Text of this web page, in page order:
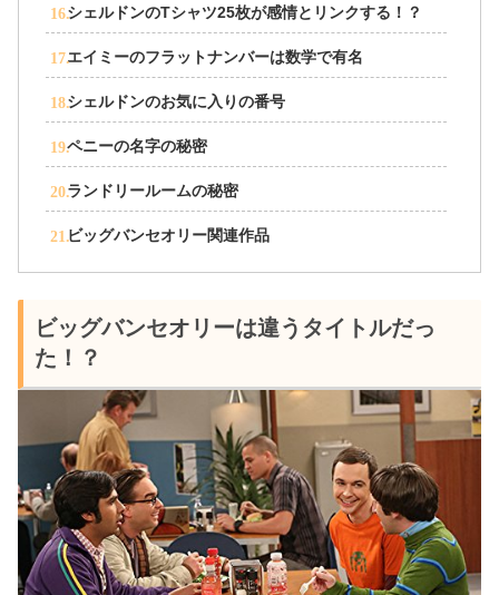
シェルドンのTシャツ25枚が感情とリンクする！？
エイミーのフラットナンバーは数学で有名
シェルドンのお気に入りの番号
ペニーの名字の秘密
ランドリールームの秘密
ビッグバンセオリー関連作品
ビッグバンセオリーは違うタイトルだっ
た！？